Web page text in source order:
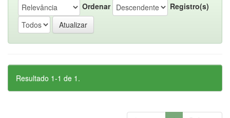
Ordenar
Registro(s)
Resultado 1-1 de 1.